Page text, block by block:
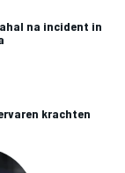
na incident in
krachten